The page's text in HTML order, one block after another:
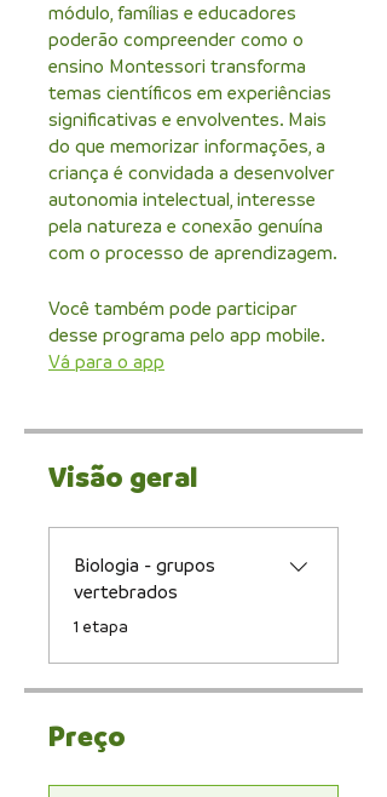
módulo, famílias e educadores
poderão compreender como o
ensino Montessori transforma
temas científicos em experiências
significativas e envolventes. Mais
do que memorizar informações, a
criança é convidada a desenvolver
autonomia intelectual, interesse
pela natureza e conexão genuína
com o processo de aprendizagem.
Você também pode participar
desse programa pelo app mobile.
Vá para o app
Visão geral
Biologia - grupos
vertebrados
.1 etapa
Preço